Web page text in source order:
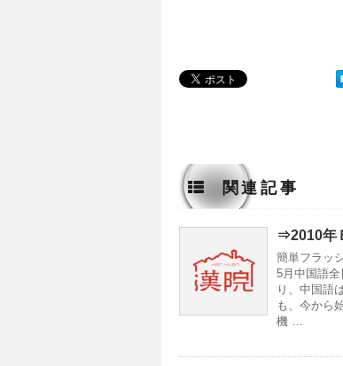
関連記事
⇒2010年
簡単フラッ
5月中国語
り、中国語
も、今から
機 …